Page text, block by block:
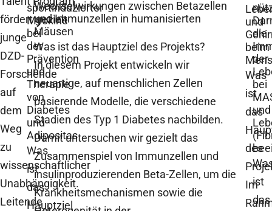
fördert gezielt
junge
DZD-
Forschende
auf
dem
Weg
zu
wissenschaftlicher
Unabhängigkeit.
Leitende
sportinduzierter
Myokine
bei
der
Prävention
und
Therapie
von
Diabetes
und
Adipositas
Was
ist
das
Hauptziel
Wechselwirkungen zwischen Betazellen
und Immunzellen in humanisierten
Mäusen
Was ist das Hauptziel des Projekts?
In diesem Projekt entwickeln wir
neuartige, auf menschlichen Zellen
basierende Modelle, die verschiedene
Stadien des Typ 1 Diabetes nachbilden.
Damit untersuchen wir gezielt das
Zusammenspiel von Immunzellen und
insulinproduzierenden Beta-Zellen, um die
Krankheitsmechanismen sowie die
und
beim
Was
ist
das
des
Im
die
der
bei
und
ist
das